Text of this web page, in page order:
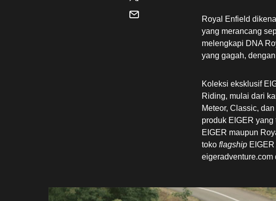
Royal Enfield
yang merancang
melengkapi DNA
yang gagah,
Koleksi eksklusif
Riding, mulai dari
Meteor, Classic,
produk EIGER
EIGER maupun
toko flagship
eigeradventure.com